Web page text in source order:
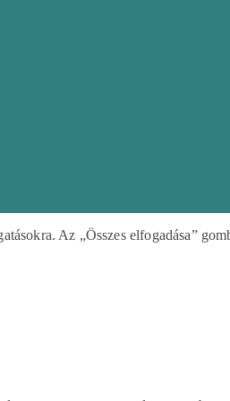
Az „Összes elfogadása”